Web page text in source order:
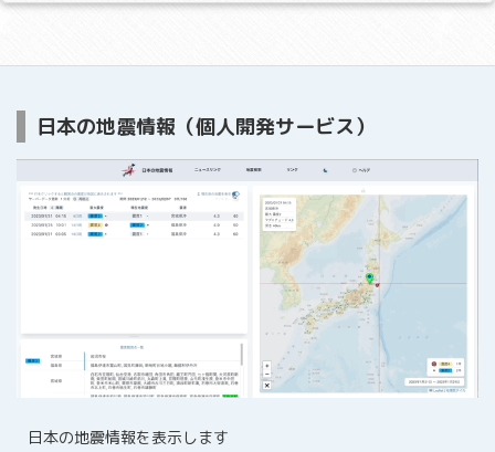
日本の地震情報（個人開発サービス）
日本の地震情報を表示します